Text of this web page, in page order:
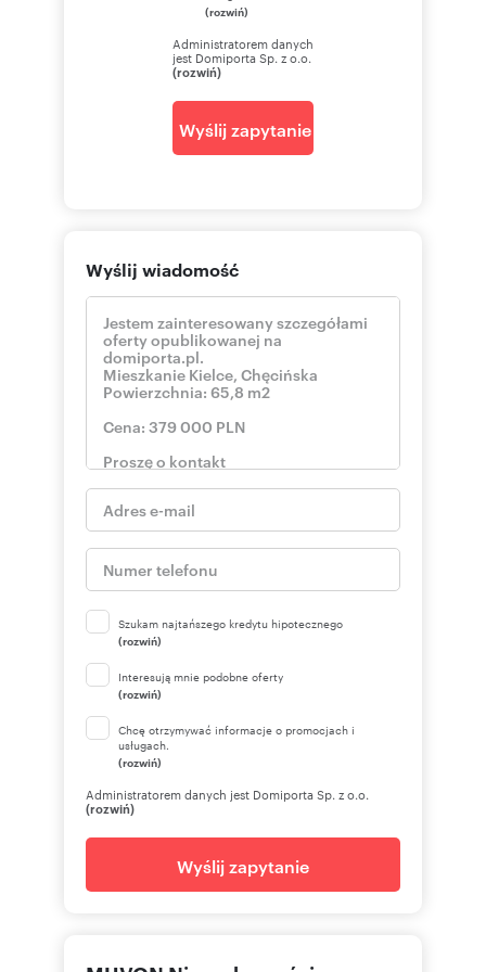
(rozwiń)
Administratorem danych
jest Domiporta Sp. z o.o.
(rozwiń)
Wyślij zapytanie
Wyślij wiadomość
Szukam najtańszego kredytu hipotecznego
(rozwiń)
Interesują mnie podobne oferty
(rozwiń)
Chcę otrzymywać informacje o promocjach i
usługach.
(rozwiń)
Administratorem danych jest Domiporta Sp. z o.o.
(rozwiń)
Wyślij zapytanie